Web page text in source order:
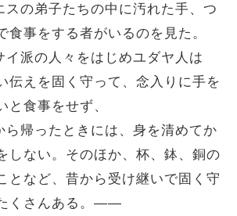
スの弟子たちの中に汚れた手、つ
食事をする者がいるのを見た。
派の人々をはじめユダヤ人は
伝えを固く守って、念入りに手を
と食事をせず、
ら帰ったときには、身を清めてか
しない。そのほか、杯、鉢、銅の
となど、昔から受け継いで固く守
くさんある。――